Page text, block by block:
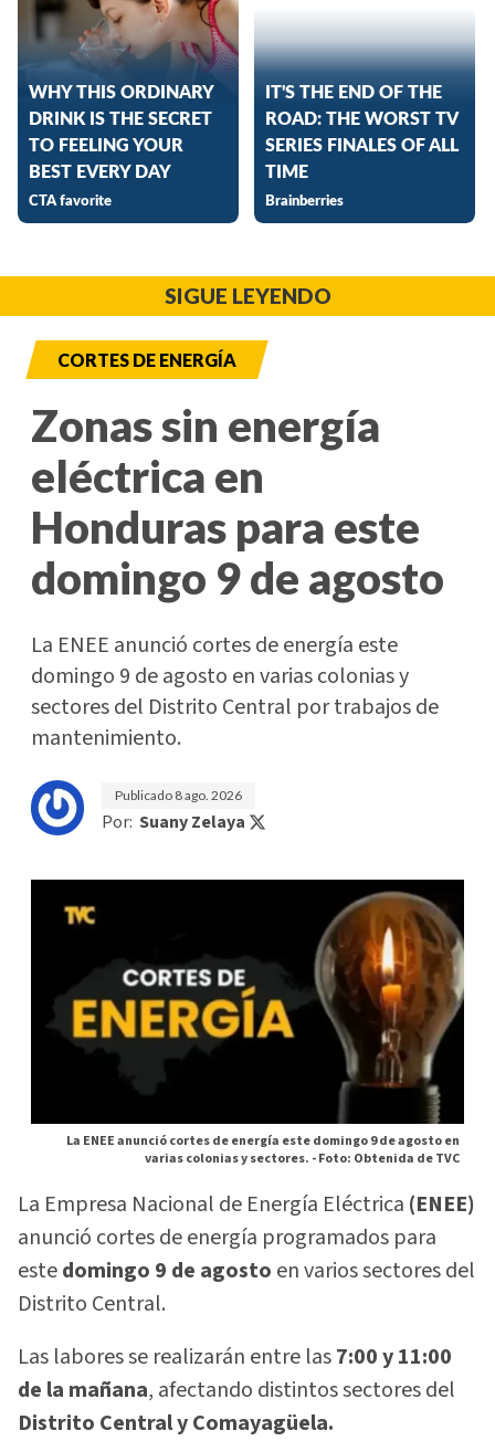
SIGUE LEYENDO
CORTES DE ENERGÍA
Zonas sin energía
eléctrica en
Honduras para este
domingo 9 de agosto
La ENEE anunció cortes de energía este
domingo 9 de agosto en varias colonias y
sectores del Distrito Central por trabajos de
mantenimiento.
Publicado 8 ago. 2026
Por: Suany Zelaya
La ENEE anunció cortes de energía este domingo 9 de agosto en
varias colonias y sectores. -Foto: Obtenida de TVC
La Empresa Nacional de Energía Eléctrica (ENEE)
anunció cortes de energía programados para
estedomingo 9 de agosto en varios sectores del
Distrito Central.
Las labores se realizarán entre las7:00 y 11:00
de la mañana, afectando distintos sectores del
Distrito Central y Comayagüela.